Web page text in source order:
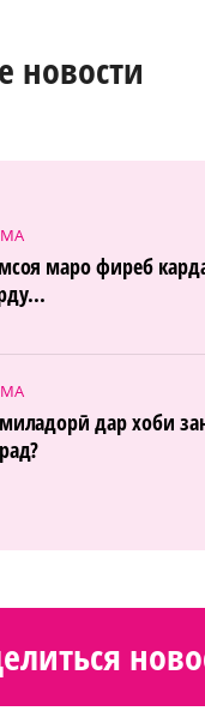
новости
маро фиреб
дар хоби